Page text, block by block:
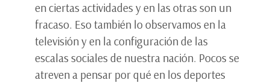
en ciertas actividades y en las otras son un
fracaso. Eso también lo observamos en la
televisión y en la configuración de las
escalas sociales de nuestra nación. Pocos se
atreven a pensar por qué en los deportes